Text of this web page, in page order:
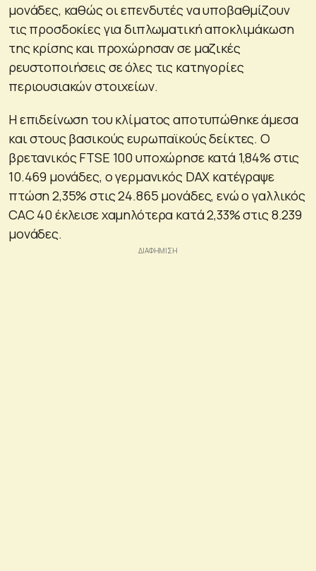
μονάδες, καθώς οι επενδυτές να υποβαθμίζουν
τις προσδοκίες για διπλωματική αποκλιμάκωση
της κρίσης και προχώρησαν σε μαζικές
ρευστοποιήσεις σε όλες τις κατηγορίες
περιουσιακών στοιχείων.
Η επιδείνωση του κλίματος αποτυπώθηκε άμεσα
και στους βασικούς ευρωπαϊκούς δείκτες. Ο
βρετανικός FTSE 100 υποχώρησε κατά 1,84% στις
10.469 μονάδες, ο γερμανικός DAX κατέγραψε
πτώση 2,35% στις 24.865 μονάδες, ενώ ο γαλλικός
CAC 40 έκλεισε χαμηλότερα κατά 2,33% στις 8.239
μονάδες.